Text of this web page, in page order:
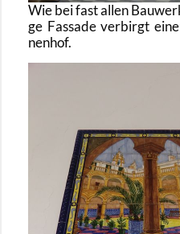
Wie bei fast allen
ge Fas­sa­de ver­birgt
nen­hof.